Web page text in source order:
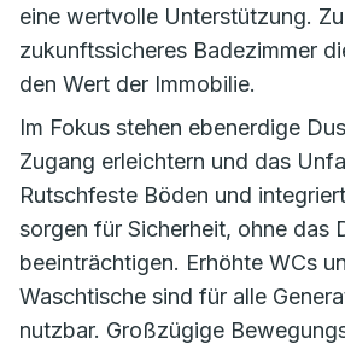
eine wertvolle Unterstützung.
zukunftssicheres Badezimmer
den Wert der Immobilie.
Im Fokus stehen ebenerdige
Zugang erleichtern und das
Rutschfeste Böden und
sorgen für Sicherheit, ohne das
beeinträchtigen. Erhöhte WCs
Waschtische sind für alle
nutzbar. Großzügige